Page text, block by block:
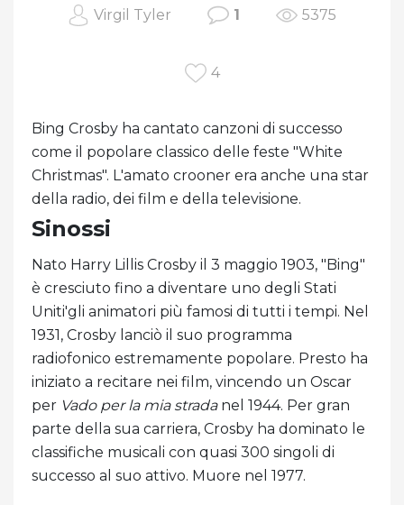
Virgil Tyler 1 5375
4
Bing Crosby ha cantato canzoni di successo
come il popolare classico delle feste "White
Christmas". L'amato crooner era anche una star
della radio, dei film e della televisione.
Sinossi
Nato Harry Lillis Crosby il 3 maggio 1903, "Bing"
è cresciuto fino a diventare uno degli Stati
Uniti'gli animatori più famosi di tutti i tempi. Nel
1931, Crosby lanciò il suo programma
radiofonico estremamente popolare. Presto ha
iniziato a recitare nei film, vincendo un Oscar
per Vado per la mia stradanel 1944. Per gran
parte della sua carriera, Crosby ha dominato le
classifiche musicali con quasi 300 singoli di
successo al suo attivo. Muore nel 1977.